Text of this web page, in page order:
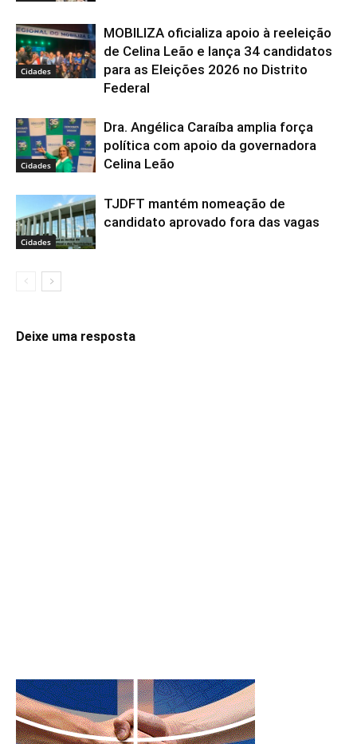
Cidades
MOBILIZA oficializa apoio à reeleição
de Celina Leão e lança 34 candidatos
para as Eleições 2026 no Distrito
Federal
Cidades
Dra. Angélica Caraíba amplia força
política com apoio da governadora
Celina Leão
Cidades
TJDFT mantém nomeação de
candidato aprovado fora das vagas
Deixe uma resposta